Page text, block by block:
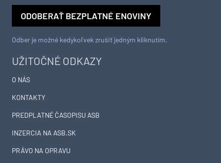
UŽITOČNÉ ODKAZY
O NÁS
KONTAKTY
PREDPLATNÉ ČASOPISU ASB
INZERCIA NA ASB.SK
PRÁVO NA OPRAVU
ODOBERAŤ BEZPLATNÉ ENOVINY
Odber je možné kedykoľvek zrušiť jedným kliknutím.